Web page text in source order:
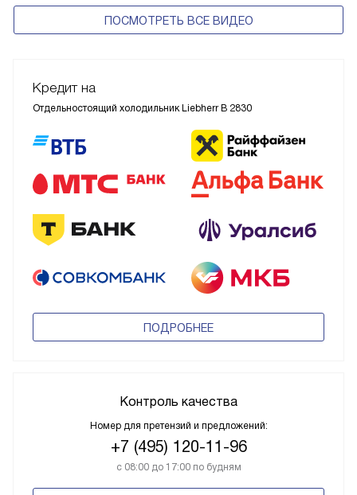
ПОСМОТРЕТЬ ВСЕ ВИДЕО
Кредит на
Отдельностоящий холодильник Liebherr B 2830
ПОДРОБНЕЕ
Контроль качества
Номер для претензий и предложений:
+7 (495) 120-11-96
с 08:00 до 17:00 по будням